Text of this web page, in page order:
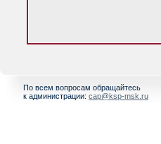
По всем вопросам обращайтесь
к администрации: cap@ksp-msk.ru